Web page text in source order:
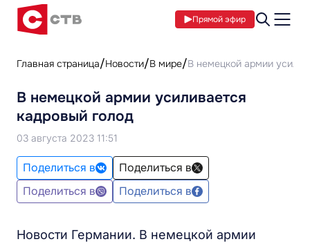
Прямой эфир
Главная страница Новости В мире В немецкой армии
В немецкой армии усиливается
кадровый голод
03 августа 2023 11:51
Поделиться в
Поделиться в
Поделиться в
Поделиться в
Новости Германии. В немецкой армии